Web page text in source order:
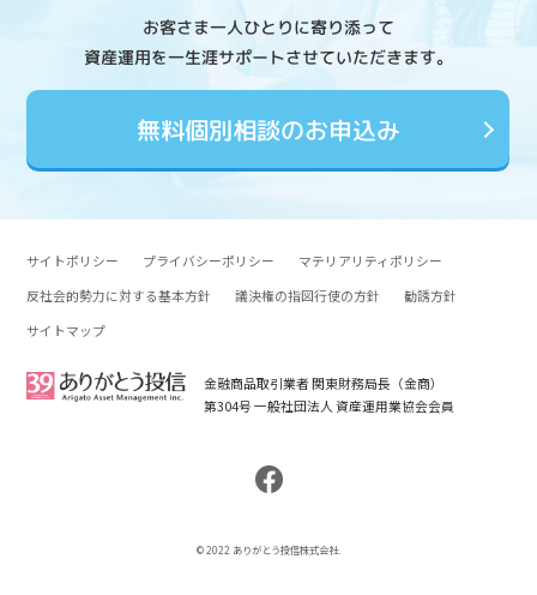
お客さま一人ひとりに寄り添って
資産運用を一生涯サポートさせていただきます。
無料個別相談のお申込み
サイトポリシー プライバシーポリシー
マテリアリティポリシー
反社会的勢力に対する基本方針
議決権の指図行使の方針
勧誘方針
サイトマップ
金融商品取引業者 関東財務局長（金商）
第304号 一般社団法人 資産運用業協会会員
© 2022 ありがとう投信株式会社.